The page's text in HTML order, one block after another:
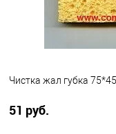
Чистка жал губка
51 руб.